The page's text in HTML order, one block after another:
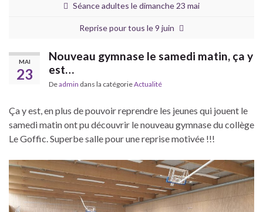
Séance adultes le dimanche 23 mai
Reprise pour tous le 9 juin
MAI
23
Nouveau gymnase le samedi matin, ça y
est…
Deadmin dans la catégorieActualité
Ça y est, en plus de pouvoir reprendre les jeunes qui jouent le
samedi matin ont pu découvrir le nouveau gymnase du collège
Le Goffic. Superbe salle pour une reprise motivée !!!